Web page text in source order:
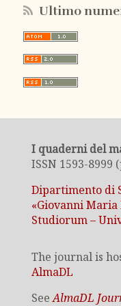
Ultimo
I quaderni del
ISSN 1593-8999
Dipartimento di
«Giovanni
Studiorum –
The journal is
AlmaDL
SeeAlmaDL